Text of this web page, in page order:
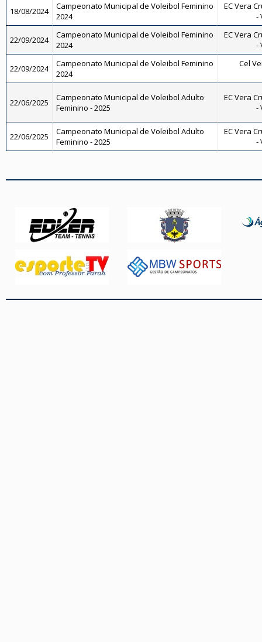
18/08/2024
Campeonato Municipal de Voleibol Feminino
2024
EC Vera
-
22/09/2024
Campeonato Municipal de Voleibol Feminino
2024
EC Vera
-
22/09/2024
Campeonato Municipal de Voleibol Feminino
2024
Cel
22/06/2025
Campeonato Municipal de Voleibol Adulto
Feminino - 2025
EC Vera
-
22/06/2025
Campeonato Municipal de Voleibol Adulto
Feminino - 2025
EC Vera
-